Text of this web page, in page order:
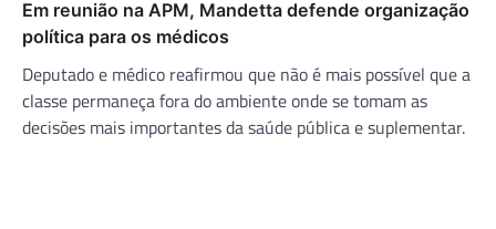
Em reunião na APM, Mandetta defende organização
política para os médicos
Deputado e médico reafirmou que não é mais possível que a
classe permaneça fora do ambiente onde se tomam as
decisões mais importantes da saúde pública e suplementar.